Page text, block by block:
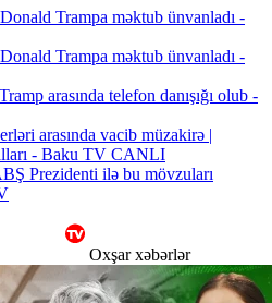
Trampa məktub ünvanladı -
Trampa məktub ünvanladı -
arasında telefon danışığı olub -
arasında vacib müzakirə |
- Baku TV CANLI
Prezidenti ilə bu mövzuları
Oxşar xəbərlər